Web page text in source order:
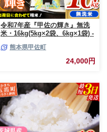
令和7年産『甲佐の輝き』無洗
米・16kg(5kg×2袋、6kg×1袋) -
米 複数原料米 訳あり 厳選 マイ
スター 生活応援 ひのひかり 森
のくまさん おすすめ 熊本県 甲
熊本県甲佐町
24,000円